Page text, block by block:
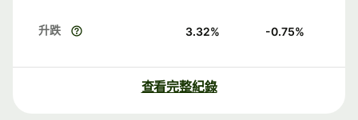
升跌 3.32% -0.75%
查看完整紀錄